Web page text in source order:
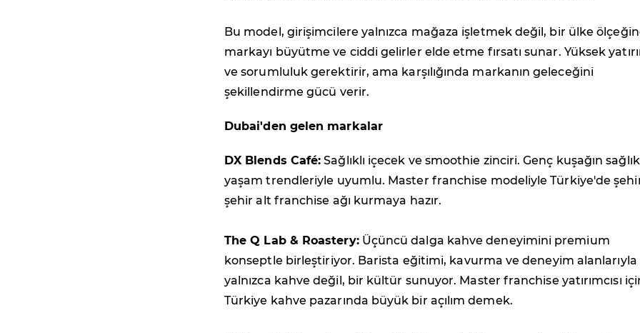
Bu model, girişimcilere yalnızca mağaza işletmek değil, bir ülke
markayı büyütme ve ciddi gelirler elde etme fırsatı sunar. Yüksek
ve sorumluluk gerektirir, ama karşılığında markanın geleceğini
şekillendirme gücü verir.
Dubai'den gelen markalar
DX Blends Café: Sağlıklı içecek ve smoothie zinciri. Genç kuşağın
yaşam trendleriyle uyumlu. Master franchise modeliyle Türkiye'de
şehir alt franchise ağı kurmaya hazır.
The Q Lab & Roastery:Üçüncü dalga kahve deneyimini premium
konseptle birleştiriyor. Barista eğitimi, kavurma ve deneyim alanlarıyla
yalnızca kahve değil, bir kültür sunuyor. Master franchise yatırımcısı
Türkiye kahve pazarında büyük bir açılım demek.